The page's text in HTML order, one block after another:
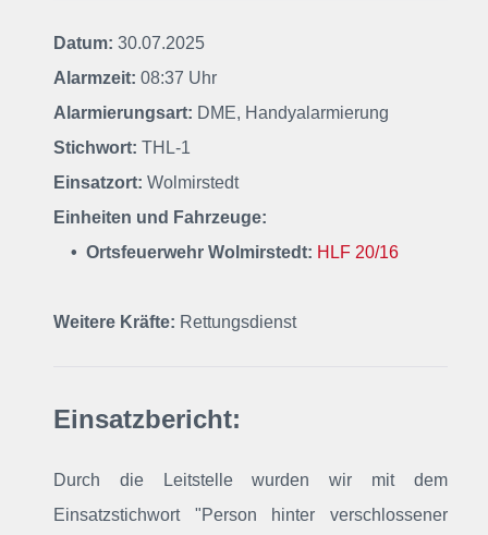
Datum: 30.07.2025
Alarmzeit: 08:37 Uhr
Alarmierungsart: DME, Handyalarmierung
Stichwort: THL-1
Einsatzort: Wolmirstedt
Einheiten und Fahrzeuge:
• Ortsfeuerwehr Wolmirstedt: HLF 20/16
Weitere Kräfte: Rettungsdienst
Einsatzbericht:
Durch die Leitstelle wurden wir mit dem
Einsatzstichwort "Person hinter verschlossener